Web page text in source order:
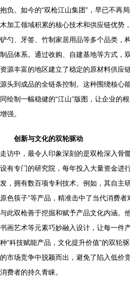
抱负。如今的“双枪江山集团”，早已不再
木加工领域积累的核心技术和供应链优势
铲勺、牙签、竹制家居用品等多个品类，
制品体系。通过收购、自建基地等方式，
资源丰富的地区建立了稳定的原材料供应
源头到成品的全链条控制。这种围绕核心
同绘制一幅稳健的“江山”版图，让企业的
增强。
创新与文化的双轮驱动
走访中，最令人印象深刻的是双枪深入骨
设有专门的研究院，每年投入大量资金进
发，拥有数百项专利技术。例如，其自主
原色筷子”等产品，精准击中了当代消费者
与此双枪善于挖掘和赋予产品文化内涵。
书画艺术等元素巧妙融入设计，让每一件
种“科技赋能产品，文化提升价值”的双轮
的市场竞争中脱颖而出，避免了陷入低价
消费者的持久青睐。